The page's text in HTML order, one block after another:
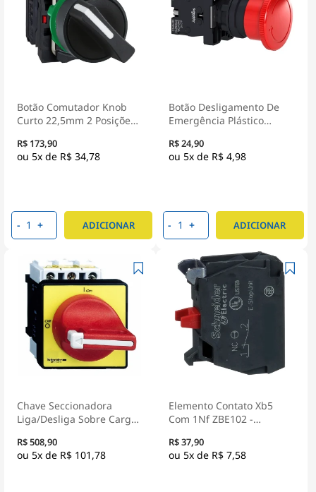
Botão Comutador Knob
Curto 22,5mm 2 Posições
XB5AD25 - Schneider
Electric
R$ 173,90
5x de R$ 34,78
- + ADICIONAR
Botão Desligamento De
Emergência Plástico
XA2ES542 - Schneider
Electric
R$ 24,90
5x de R$ 4,98
- + ADICIONAR
Chave Seccionadora
Liga/Desliga Sobre Carga
Manopla VCF1 - Schneider
Electric
R$ 508,90
5x de R$ 101,78
Elemento Contato Xb5
Com 1Nf ZBE102 -
R$ 37,90
5x de R$ 7,58